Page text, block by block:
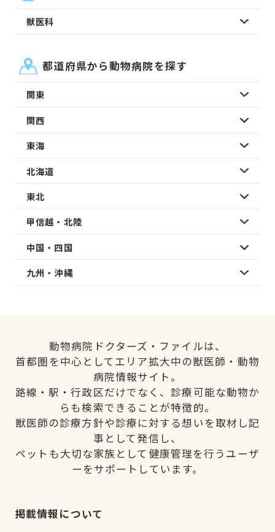
獣医科
都道府県から動物病院を探す
関東
関西
東海
北海道
東北
甲信越・北陸
中国・四国
九州・沖縄
動物病院ドクターズ・ファイルは、
首都圏を中心としてエリア拡大中の獣医師・動物
病院情報サイト。
路線・駅・行政区だけでなく、診療可能な動物か
らも検索できることが特徴的。
獣医師の診療方針や診療に対する想いを取材し記
事として発信し、
ペットも大切な家族として健康管理を行うユーザ
ーをサポートしています。
掲載情報について